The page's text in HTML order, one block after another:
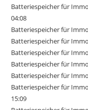
Batteriespeicher für
04:08
Batteriespeicher für
Batteriespeicher für
Batteriespeicher für
Batteriespeicher für
Batteriespeicher für
Batteriespeicher für
15:09